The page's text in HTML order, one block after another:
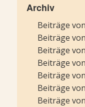
Archiv
Beiträge von
Beiträge von
Beiträge von
Beiträge von
Beiträge von
Beiträge von
Beiträge von